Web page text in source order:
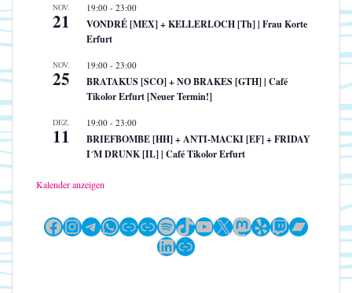
NOV.
21
19:00 - 23:00
VONDRÉ [MEX] + KELLERLOCH [Th] | Frau Korte
Erfurt
NOV.
25
19:00 - 23:00
BRATAKUS [SCO] + NO BRAKES [GTH] | Café
Tikolor Erfurt [Neuer Termin!]
DEZ.
11
19:00 - 23:00
BRIEFBOMBE [HH] + ANTI-MACKI [EF] + FRIDAY
I´M DRUNK [IL] | Café Tikolor Erfurt
Kalender anzeigen
Facebook
Instagram
Telegram
WhatsApp
LinkLinkSpotify
TikTok
YouTube
X Mastodon
YelpTwitch
LinkedIn
Link